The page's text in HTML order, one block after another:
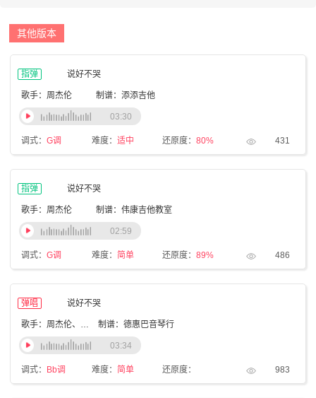
其他版本
指弹 说好不哭
歌手：周杰伦 制谱：添添吉他
调式： G调 难度： 适中 还原度： 80% 431
03:30
指弹 说好不哭
歌手：周杰伦 制谱：伟康吉他教室
调式： G调 难度： 简单 还原度： 89% 486
02:59
弹唱 说好不哭
歌手：周杰伦、阿信 制谱：德惠巴音琴行
调式： Bb调 难度： 简单 还原度： 983
03:34